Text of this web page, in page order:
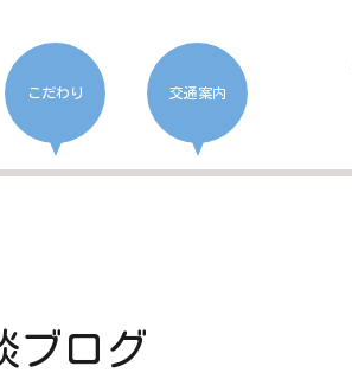
こだわり 交通案内
ブログ